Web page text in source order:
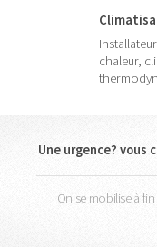
chaleur,
Une urgence? vous
On se mobilise à